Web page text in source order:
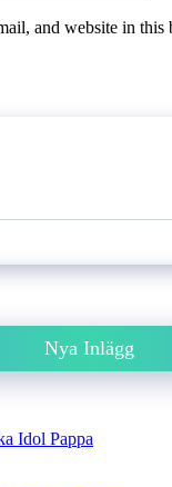
and website in
Nya Inlägg
Idol Pappa